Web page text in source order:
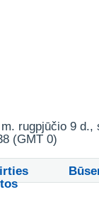
rugpjūčio 9 d.,
(GMT 0)